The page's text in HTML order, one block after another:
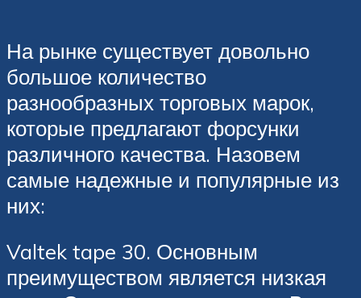
На рынке существует довольно
большое количество
разнообразных торговых марок,
которые предлагают форсунки
различного качества. Назовем
самые надежные и популярные из
них:
Valtek tape 30. Основным
преимуществом является низкая